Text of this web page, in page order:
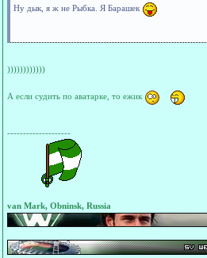
Ну дык, я ж не Рыбка. Я Барашек
))))))))))))
А если судить по аватарке, то ежик
--------------------
van Mark, Obninsk, Russia